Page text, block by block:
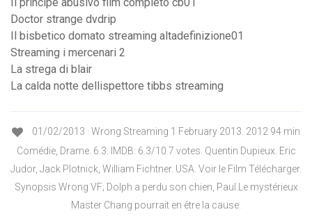
Il principe abusivo film completo cb01
Doctor strange dvdrip
Il bisbetico domato streaming altadefinizione01
Streaming i mercenari 2
La strega di blair
La calda notte dellispettore tibbs streaming
01/02/2013 · Wrong Streaming 1 February 2013. 2012 94 min
Comédie, Drame. 6.3. IMDB: 6.3/10 7 votes. Quentin Dupieux. Eric
Judor, Jack Plotnick, William Fichtner. USA. Voir le Film Télécharger.
Synopsis Wrong VF; Dolph a perdu son chien, Paul.Le mystérieux
Master Chang pourrait en être la cause.